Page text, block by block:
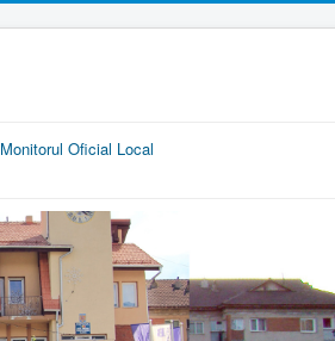
Monitorul Oficial Local